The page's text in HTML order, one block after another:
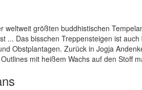
größten buddhistischen
... Das bisschen Treppensteigen ist
Obstplantagen. Zurück in Jogja
mit heißem Wachs auf den Stoff